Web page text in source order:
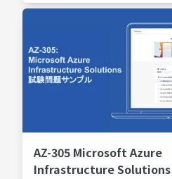
AZ-305 Microsoft Azure
Infrastructure Solutions